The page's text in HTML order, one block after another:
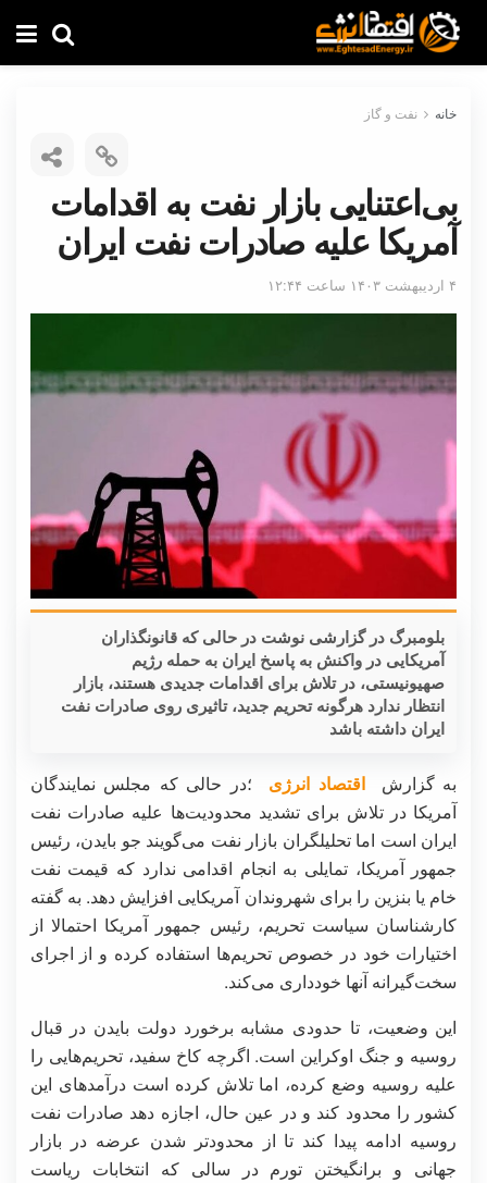
خانه نفت و گاز
بی‌اعتنایی بازار نفت به اقدامات
آمریکا علیه صادرات نفت ایران
۴ اردیبهشت ۱۴۰۳ ساعت ۱۲:۴۴
بلومبرگ در گزارشی نوشت در حالی که قانونگذاران
آمریکایی در واکنش به پاسخ ایران به حمله رژیم
صهیونیستی، در تلاش برای اقدامات جدیدی هستند، بازار
انتظار ندارد هرگونه تحریم جدید، تاثیری روی صادرات نفت
ایران داشته باشد
به گزارشاقتصاد انرژی ؛در حالی که مجلس نمایندگان
آمریکا در تلاش برای تشدید محدودیت‌ها علیه صادرات نفت
ایران است اما تحلیلگران بازار نفت می‌گویند جو بایدن، رئیس
جمهور آمریکا، تمایلی به انجام اقدامی ندارد که قیمت نفت
خام یا بنزین را برای شهروندان آمریکایی افزایش دهد. به گفته
کارشناسان سیاست تحریم، رئیس جمهور آمریکا احتمالا از
اختیارات خود در خصوص تحریم‌ها استفاده کرده و از اجرای
سخت‌گیرانه آنها خودداری می‌کند.
این وضعیت، تا حدودی مشابه برخورد دولت بایدن در قبال
روسیه و جنگ اوکراین است. اگرچه کاخ سفید، تحریم‌هایی را
علیه روسیه وضع کرده، اما تلاش کرده است درآمدهای این
کشور را محدود کند و در عین حال، اجازه دهد صادرات نفت
روسیه ادامه پیدا کند تا از محدودتر شدن عرضه در بازار
جهانی و برانگیختن تورم در سالی که انتخابات ریاست